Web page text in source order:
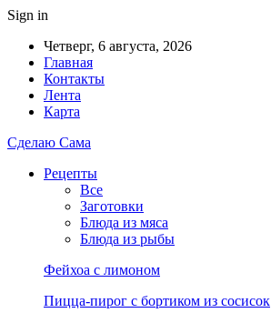
Sign in
Четверг, 6 августа, 2026
Главная
Контакты
Лента
Карта
Сделаю Сама
Рецепты
Все
Заготовки
Блюда из мяса
Блюда из рыбы
Фейхоа с лимоном
Пицца-пирог с бортиком из сосисок